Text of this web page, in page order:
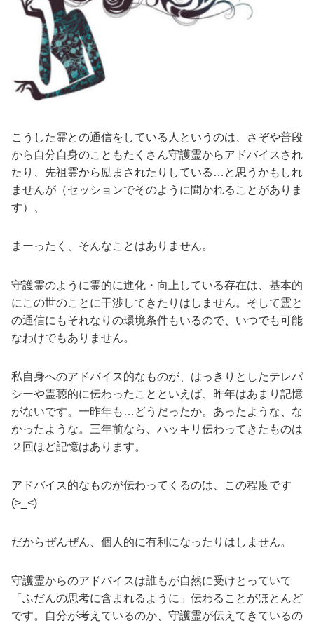
こうした霊との通信をしている人というのは、さぞや普段
から自分自身のこともたくさん守護霊からアドバイスされ
たり、先祖霊から励まされたりしている…と思うかもしれ
ませんが（セッションでそのように聞かれることがありま
す）、
まーったく、そんなことはありません。
守護霊のように霊的に進化・向上している存在は、基本的
にこの世のことに干渉してきたりはしません。そして霊と
の通信にもそれなりの環境条件もいるので、いつでも可能
なわけでもありません。
私自身へのアドバイス的なものが、はっきりとしたテレパ
シーや霊聴的に伝わったことといえば、昨年はあまり記憶
がないです。一昨年も…どうだったか。あったような、な
かったような。三年前なら、ハッキリ伝わってきたものは
２回ほど記憶はあります。
アドバイス的なものが伝わってくるのは、この程度です
(>_<)
だからぜんぜん、個人的に有利になったりはしません。
守護霊からのアドバイスは誰もが自然に受けとっていて
「ふだんの思考に含まれるように」伝わることがほとんど
です。自分が考えているのか、守護霊が伝えてきているの